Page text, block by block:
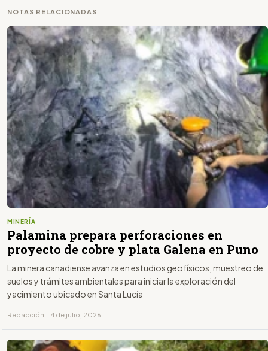
NOTAS RELACIONADAS
MINERÍA
Palamina prepara perforaciones en
proyecto de cobre y plata Galena en Puno
La minera canadiense avanza en estudios geofísicos, muestreo de
suelos y trámites ambientales para iniciar la exploración del
yacimiento ubicado en Santa Lucía
Redacción · 14 de julio, 2026